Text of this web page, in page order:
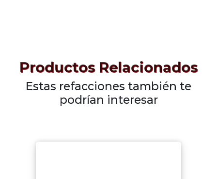
Productos Relacionados
Estas refacciones también te
podrían interesar